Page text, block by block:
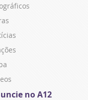
no A12